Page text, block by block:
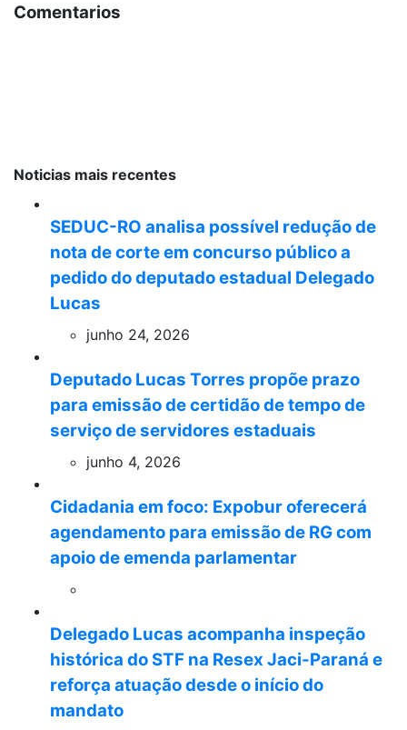
Comentarios
Noticias mais recentes
SEDUC-RO analisa possível redução de
nota de corte em concurso público a
pedido do deputado estadual Delegado
Lucas
junho 24, 2026
Deputado Lucas Torres propõe prazo
para emissão de certidão de tempo de
serviço de servidores estaduais
junho 4, 2026
Cidadania em foco: Expobur oferecerá
agendamento para emissão de RG com
apoio de emenda parlamentar
Delegado Lucas acompanha inspeção
histórica do STF na Resex Jaci-Paraná e
reforça atuação desde o início do
mandato